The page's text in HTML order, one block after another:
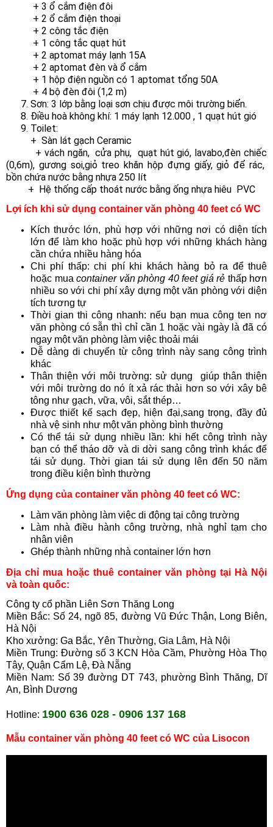
+ 3 ổ cắm điện đôi
+ 2 ổ cắm điện thoại
+ 2 công tắc điện
+ 1 công tắc quạt hút
+ 2 aptomat máy lạnh 15A
+ 2 aptomat đèn và ổ cắm
+ 1 hộp điện nguồn có 1 aptomat tổng 50A
+ 4 bộ đèn đôi (1,2 m)
7. Sơn: 3 lớp bằng loại sơn chịu được môi trường biển.
8. Điều hoà không khí: 1 máy lạnh 12.000 , 1 quạt hút gió
9. Toilet:
+ Sàn lát gạch Ceramic
+ vách ngăn, cửa phụ, quạt hút gió, lavabo,đèn chiếc
(0,6m), gương soi,giỏ treo khăn hộp đựng giấy, giỏ để rác,
bồn chứa nước bằng nhựa 250 lít
+ Hệ thống cấp thoát nước bằng ống nhựa hiêu PVC
Lợi ích khi sử dụng container văn phòng 40 feet có WC
Kích thước lớn, phù hợp với những nơi có diện tích
lớn để làm kho hoặc phù hợp với những khách hàng
cần chứa nhiều hàng hóa
Chi phí thấp: chi phí khi khách hàng bỏ ra để thuê
hoặc mua container văn phòng 40 feet giá rẻ thấp hơn
nhiều so với chi phí xây dựng một văn phòng với diện
tích tương tự
Thời gian thi công nhanh: nếu bạn mua công ten nơ
văn phòng có sẵn thì chỉ cần 1 hoặc vài ngày là đã có
ngay một văn phòng làm việc thoải mái
Dễ dàng di chuyển từ công trình này sang công trình
khác
Thân thiện với môi trường: sử dụng giúp thân thiện
với môi trường do nó ít xả rác thải hơn so với xây bê
tông như gạch, vữa, vôi, sắt thép…
Được thiết kế sạch đẹp, hiện đại,sang trọng, đầy đủ
nhà vệ sinh như một văn phòng bình thường
Có thể tái sử dụng nhiều lần: khi hết công trình này
bạn có thể tháo dỡ và di dời sang công trình khác để
tái sử dụng. Thời gian tái sử dụng lên đến 50 năm
trong điều kiện bình thường
Ứng dụng của container văn phòng 40 feet có WC:
Làm văn phòng làm việc di động tại công trường
Làm nhà điều hành công trường, nhà nghỉ tạm cho
nhân viên
Ghép thành những nhà container lớn hơn
Địa chỉ mua hoặc thuê container văn phòng tại Hà Nội
và toàn quốc:
Công ty cổ phần Liên Sơn Thăng Long
Miền Bắc: Số 24, ngõ 85, đường Vũ Đức Thận, Long Biên,
Hà Nội
Kho xưởng: Ga Bắc, Yên Thường, Gia Lâm, Hà Nội
Miền Trung: Đường số 3 KCN Hòa Cầm, Phường Hòa Thọ
Tây, Quận Cẩm Lệ, Đà Nẵng
Miền Nam: Số 39 đường DT 743, phường Bình Thăng, Dĩ
An, Bình Dương
Hotline: 1900 636 028 - 0906 137 168
Mẫu container văn phòng 40 feet có WC của Lisocon